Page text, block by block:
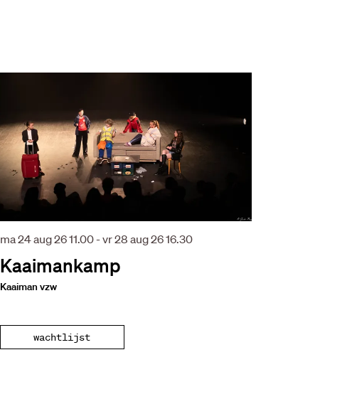
Kaaimankamp
Kaaiman vzw
ma 24 aug 2611.00-vr 28 aug 2616.30
wachtlijst